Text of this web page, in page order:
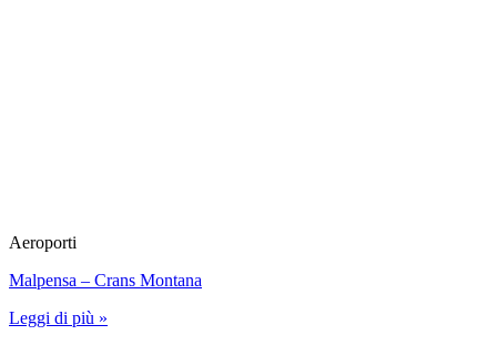
Aeroporti
Malpensa – Crans Montana
Leggi di più »